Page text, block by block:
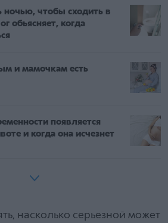
ночью, чтобы сходить в
объясняет, когда
и мамочкам есть
появляется
и когда она исчезнет
насколько серьезной может